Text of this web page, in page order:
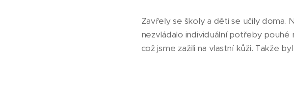
Zavřely se školy a děti se učily doma.
nezvládalo individuální potřeby pouhé
což jsme zažili na vlastní kůži. Takže